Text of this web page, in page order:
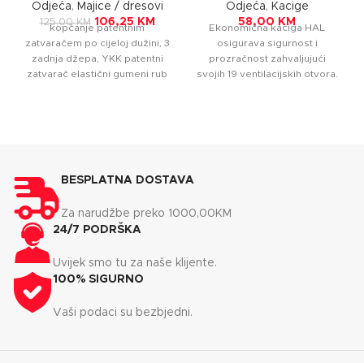
Odjeća, Majice / dresovi
125,00KM 106,25 KM
kopčanje patentnim
zatvaračem po cijeloj dužini, 3
zadnja džepa, YKK patentni
zatvarač elastični gumeni rub
Odjeća, Kacige
58,00 KM
Ekonomična kaciga HAL
osigurava sigurnost i
prozračnost zahvaljujući
svojih 19 ventilacijskih otvora.
BESPLATNA DOSTAVA
Za narudžbe preko 1000,00KM
24/7 PODRŠKA
Uvijek smo tu za naše klijente.
100% SIGURNO
Vaši podaci su bezbjedni.